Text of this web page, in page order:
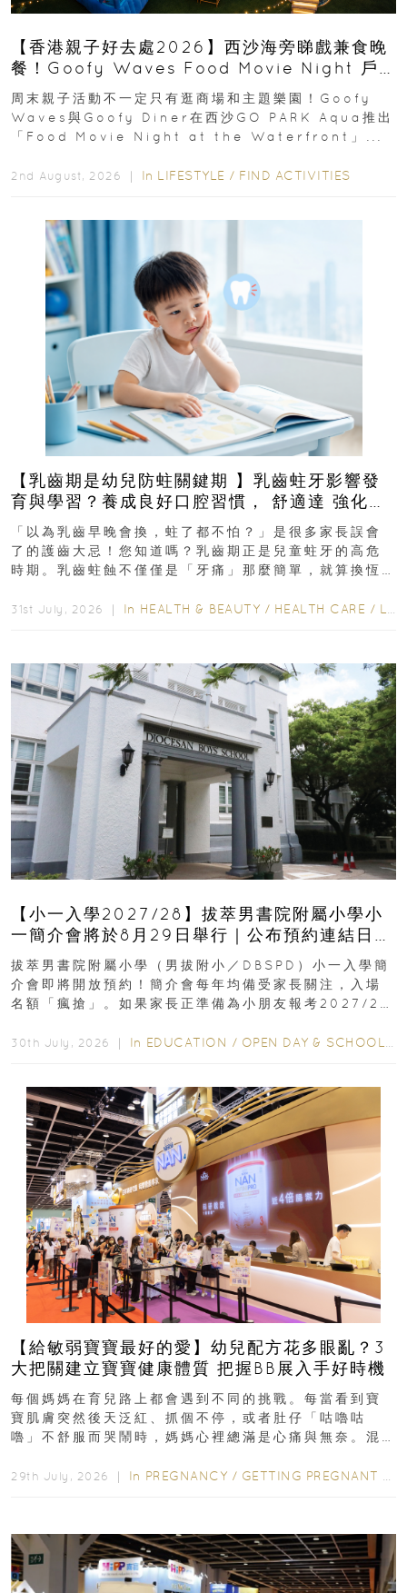
【香港親子好去處2026】西沙海旁睇戲兼食晚
餐！Goofy Waves Food Movie Night 戶
外影院逢週末登場
周末親子活動不一定只有逛商場和主題樂園！Goofy
Waves與Goofy Diner在西沙GO PARK Aqua推出
「Food Movie Night at the Waterfront」...
2nd August, 2026 ｜ In LIFESTYLE / FIND ACTIVITIES
【乳齒期是幼兒防蛀關鍵期 】乳齒蛀牙影響發
育與學習？養成良好口腔習慣， 舒適達 強化琺
瑯質 兒童牙膏防護指南
「以為乳齒早晚會換，蛀了都不怕？」是很多家長誤會
了的護齒大忌！您知道嗎？乳齒期正是兒童蛀牙的高危
時期。乳齒蛀蝕不僅僅是「牙痛」那麼簡單，就算換恆
31st July, 2026 ｜ In HEALTH & BEAUTY / HEALTH CARE / LIFESTYLE
【小一入學2027/28】拔萃男書院附屬小學小
一簡介會將於8月29日舉行｜公布預約連結日期
｜更設有網上重溫
拔萃男書院附屬小學（男拔附小／DBSPD）小一入學簡
介會即將開放預約！簡介會每年均備受家長關注，入場
名額「瘋搶」。如果家長正準備為小朋友報考2027/28
30th July, 2026 ｜ In EDUCATION / OPEN DAY & SCHOOL EVENTS
【給敏弱寶寶最好的愛】幼兒配方花多眼亂？3
大把關建立寶寶健康體質 把握BB展入手好時機
每個媽媽在育兒路上都會遇到不同的挑戰。每當看到寶
寶肌膚突然後天泛紅、抓個不停，或者肚仔「咕嚕咕
嚕」不舒服而哭鬧時，媽媽心裡總滿是心痛與無奈。混
29th July, 2026 ｜ In PREGNANCY / GETTING PREGNANT